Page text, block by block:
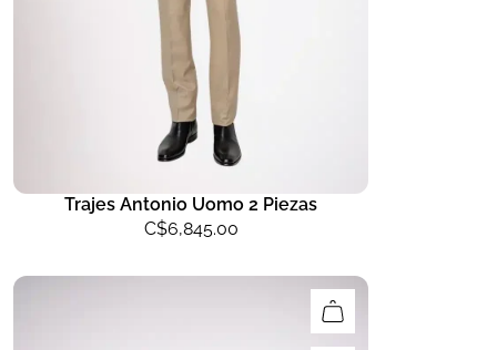
Trajes Antonio Uomo 2 Piezas
C$6,845.00